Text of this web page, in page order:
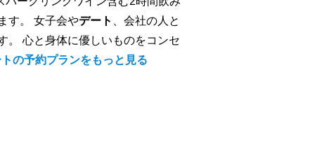
す。 女子会やデート
、会社の人と
。 心と身体に優しいものをコンセ
の予約プランをもっと見る